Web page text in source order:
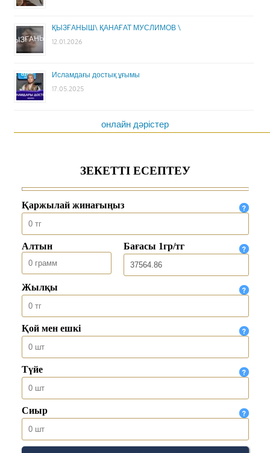
ҚЫЗҒАНЫШ\ ҚАНАҒАТ МУСЛИМОВ \
12.01.2026
Исламдағы достық ұғымы
17.05.2025
онлайн дәрістер